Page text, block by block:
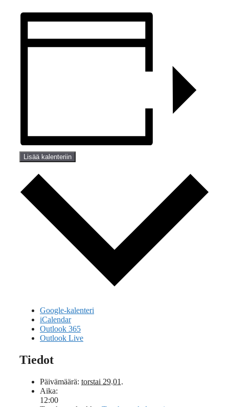
Lisää kalenteriin
Google-kalenteri
iCalendar
Outlook 365
Outlook Live
Tiedot
Päivämäärä: torstai 29.01.
Aika:
12:00